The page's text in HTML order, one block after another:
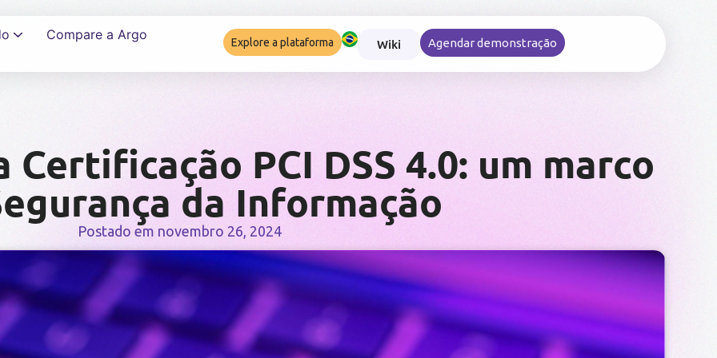
Compare a Argo
Explore a plataforma Wiki Agendar demonstração
PCI DSS 4.0: um marco
da Informação
Postado em novembro 26, 2024